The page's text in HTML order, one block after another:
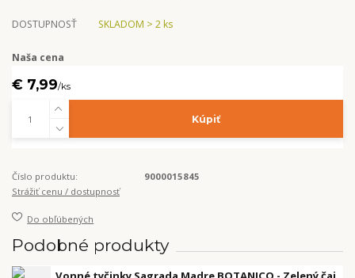
DOSTUPNOSŤ SKLADOM > 2 ks
Naša cena
€ 7,99/ks
Kúpiť
Číslo produktu:
9000015845
Strážiť cenu / dostupnosť
Do obľúbených
Podobné produkty